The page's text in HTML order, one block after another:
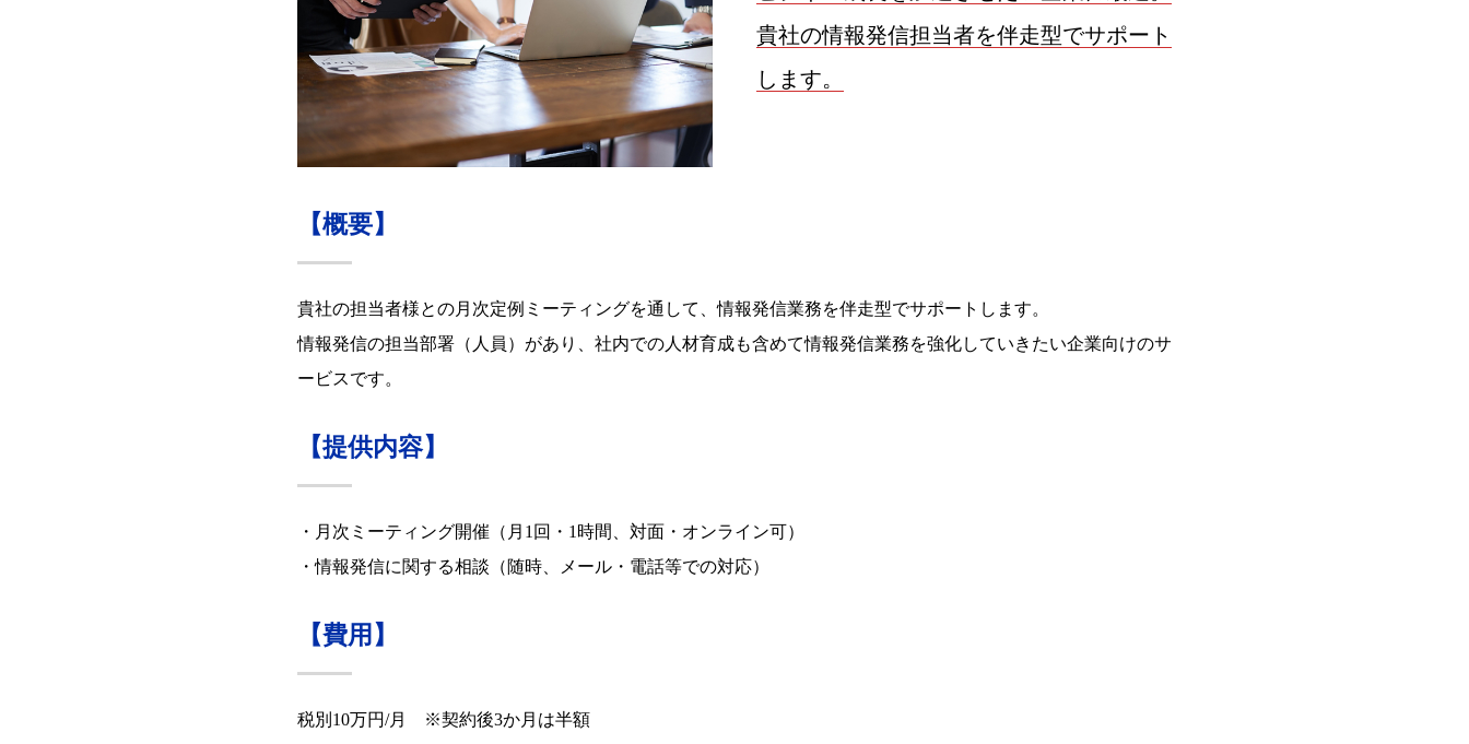
貴社の情報発信担当者を伴走型でサポート
します。
【概要】
貴社の担当者様との月次定例ミーティングを通して、情報発信業務を伴走型でサポートします。
情報発信の担当部署（人員）があり、社内での人材育成も含めて情報発信業務を強化していきたい企業向けのサ
ービスです。
【提供内容】
・月次ミーティング開催（月1回・1時間、対面・オンライン可）
・情報発信に関する相談（随時、メール・電話等での対応）
【費用】
税別10万円/月 ※契約後3か月は半額